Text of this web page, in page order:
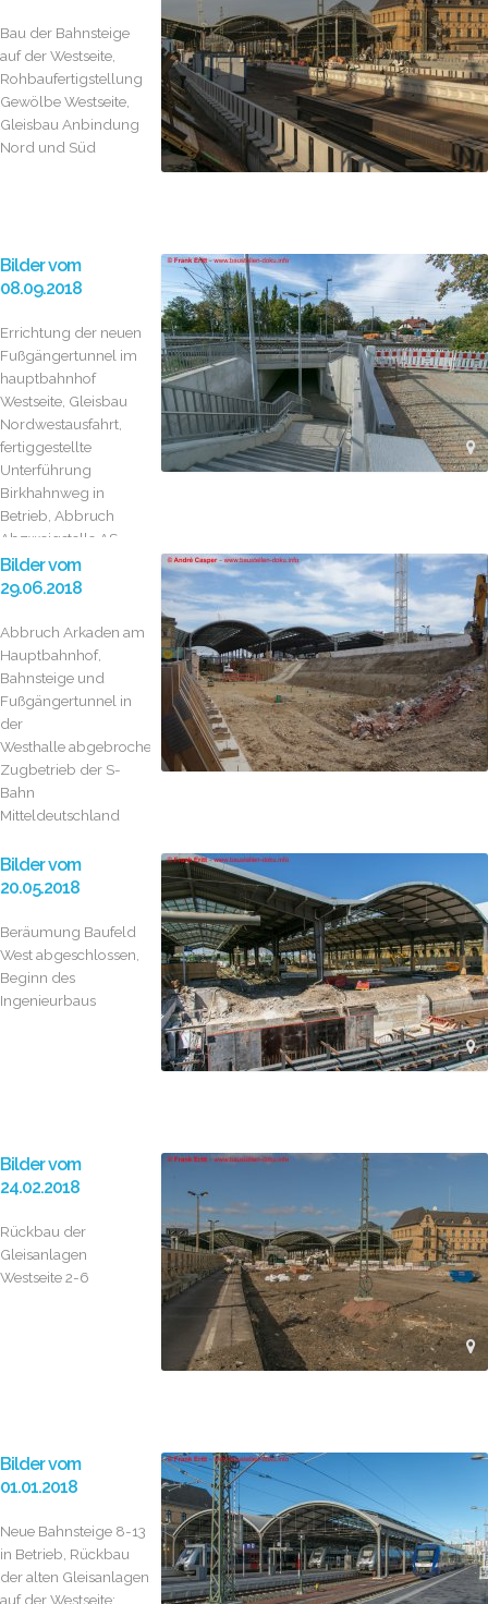
Bau der Bahnsteige
auf der Westseite,
Rohbaufertigstellung
Gewölbe Westseite,
Gleisbau Anbindung
Nord und Süd
Bilder vom
08.09.2018
Errichtung der neuen
Fußgängertunnel im
hauptbahnhof
Westseite, Gleisbau
Nordwestausfahrt,
fertiggestellte
Unterführung
Birkhahnweg in
Betrieb, Abbruch
Abzweigstelle AS
Bilder vom
29.06.2018
Abbruch Arkaden am
Hauptbahnhof,
Bahnsteige und
Fußgängertunnel in
der
Westhalle abgebrochen; instabiler
Zugbetrieb der S-
Bahn
Mitteldeutschland
Bilder vom
20.05.2018
Beräumung Baufeld
West abgeschlossen,
Beginn des
Ingenieurbaus
Bilder vom
24.02.2018
Rückbau der
Gleisanlagen
Westseite 2-6
Bilder vom
01.01.2018
Neue Bahnsteige 8-13
in Betrieb, Rückbau
der alten Gleisanlagen
auf der Westseite;